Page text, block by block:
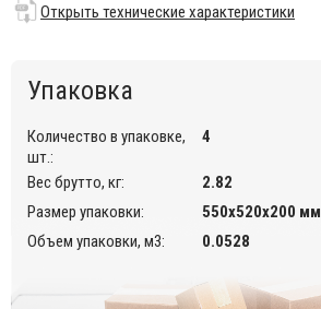
Открыть технические характеристики
Упаковка
Количество в упаковке,
шт.:
4
Вес брутто, кг:
2.82
Размер упаковки:
550х520х200 мм
Объем упаковки, м3:
0.0528